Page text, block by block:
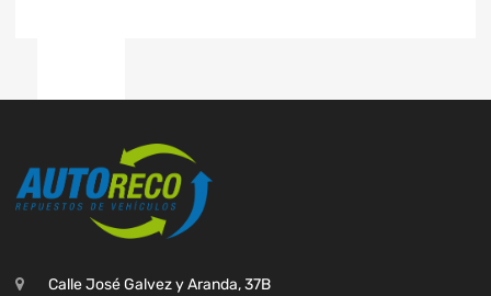
Calle José Galvez y Aranda, 37B